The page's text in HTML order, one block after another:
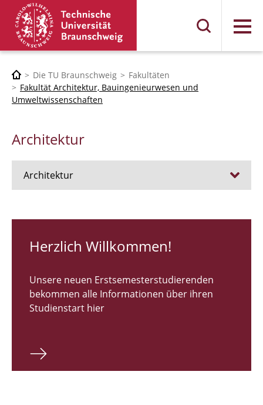
Menü
Die TU Braunschweig
Fakultäten
Fakultät Architektur, Bauingenieurwesen und
Umweltwissenschaften
Architektur
Architektur
RUNDGANG 26
Bachelor Architektur
Master Architektur
Qualifikationsprofil
Herzlich Willkommen!
Unsere neuen Erstsemesterstudierenden
bekommen alle Informationen über ihren
Studienstart hier